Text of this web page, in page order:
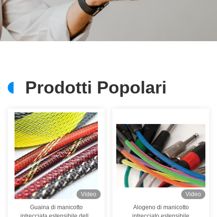
Prodotti Popolari
Video
Guaina di manicotto
Video
Alogeno di manicotto